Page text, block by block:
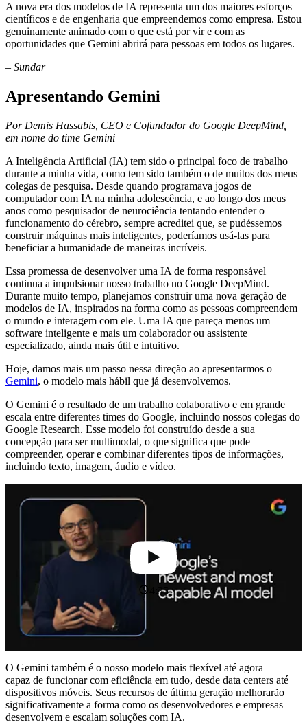
A nova era dos modelos de IA representa um dos maiores esforços
científicos e de engenharia que empreendemos como empresa. Estou
genuinamente animado com o que está por vir e com as
oportunidades que Gemini abrirá para pessoas em todos os lugares.
– Sundar
Apresentando Gemini
Por Demis Hassabis, CEO e Cofundador do Google DeepMind,
em nome do time Gemini
A Inteligência Artificial (IA) tem sido o principal foco de trabalho
durante a minha vida, como tem sido também o de muitos dos meus
colegas de pesquisa. Desde quando programava jogos de
computador com IA na minha adolescência, e ao longo dos meus
anos como pesquisador de neurociência tentando entender o
funcionamento do cérebro, sempre acreditei que, se pudéssemos
construir máquinas mais inteligentes, poderíamos usá-las para
beneficiar a humanidade de maneiras incríveis.
Essa promessa de desenvolver uma IA de forma responsável
continua a impulsionar nosso trabalho no Google DeepMind.
Durante muito tempo, planejamos construir uma nova geração de
modelos de IA, inspirados na forma como as pessoas compreendem
o mundo e interagem com ele. Uma IA que pareça menos um
software inteligente e mais um colaborador ou assistente
especializado, ainda mais útil e intuitivo.
Hoje, damos mais um passo nessa direção ao apresentarmos o
Gemini, o modelo mais hábil que já desenvolvemos.
O Gemini é o resultado de um trabalho colaborativo e em grande
escala entre diferentes times do Google, incluindo nossos colegas do
Google Research. Esse modelo foi construído desde a sua
concepção para ser multimodal, o que significa que pode
compreender, operar e combinar diferentes tipos de informações,
incluindo texto, imagem, áudio e vídeo.
4:35
O Gemini também é o nosso modelo mais flexível até agora —
capaz de funcionar com eficiência em tudo, desde data centers até
dispositivos móveis. Seus recursos de última geração melhorarão
significativamente a forma como os desenvolvedores e empresas
desenvolvem e escalam soluções com IA.